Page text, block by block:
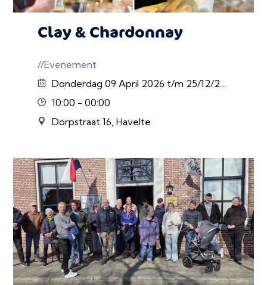
Clay & Chardonnay
//Evenement
Donderdag 09 April 2026 t/m 25/12/2026
10:00 - 00:00
Dorpstraat 16, Havelte